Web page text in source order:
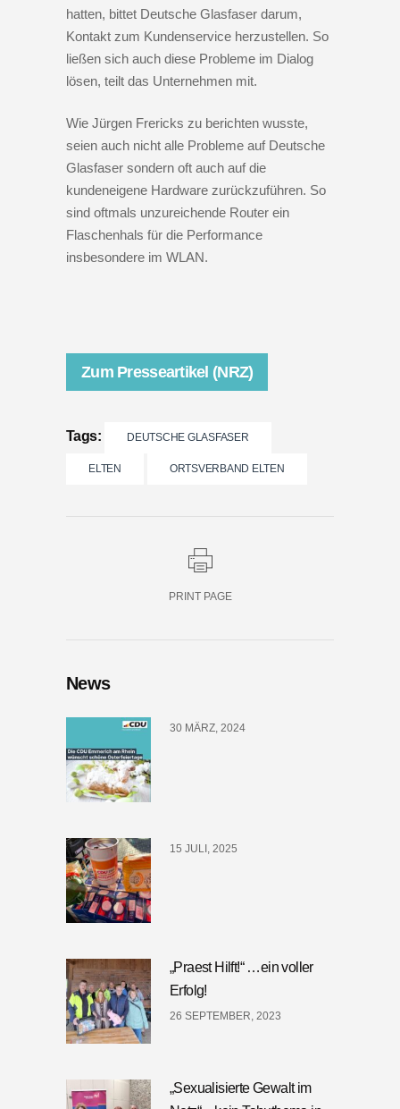
hatten, bittet Deutsche Glasfaser darum,
Kontakt zum Kundenservice herzustellen. So
ließen sich auch diese Probleme im Dialog
lösen, teilt das Unternehmen mit.
Wie Jürgen Frericks zu berichten wusste,
seien auch nicht alle Probleme auf Deutsche
Glasfaser sondern oft auch auf die
kundeneigene Hardware zurückzuführen. So
sind oftmals unzureichende Router ein
Flaschenhals für die Performance
insbesondere im WLAN.
Zum Presseartikel (NRZ)
Tags: DEUTSCHE GLASFASER
ELTEN ORTSVERBAND ELTEN
PRINT PAGE
News
30 MÄRZ, 2024
15 JULI, 2025
„Praest Hilft!“ …ein voller
Erfolg!
26 SEPTEMBER, 2023
„Sexualisierte Gewalt im